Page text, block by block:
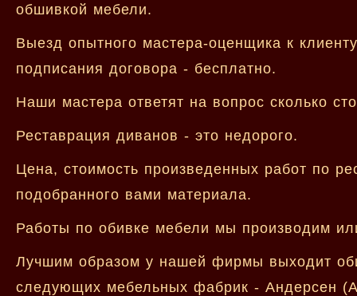
обшивкой мебели.
Выезд опытного мастера-оценщика к
подписания договора - бесплатно.
Наши мастера ответят на вопрос сколько
Реставрация диванов - это недорого.
Цена, стоимость произведенных работ по
подобранного вами материала.
Работы по обивке мебели мы производим
Лучшим образом у нашей фирмы выходит
следующих мебельных фабрик - Андерсен